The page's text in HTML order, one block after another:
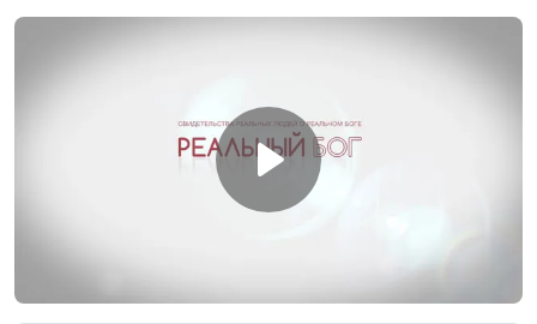
Мама, я хочу стать
Есть другая жизнь Сергей Петелин
Алексей Овсяников
Из тьмы - к свету Сергей Ильин #28